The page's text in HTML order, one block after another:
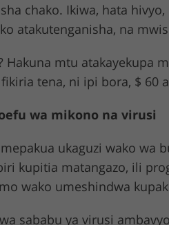
chako. Ikiwa, hata
atakutenganisha, na
Hakuna mtu atakayekupa
fikiria tena, ni ipi bora, $ 60
wa mikono na virusi
ukaguzi wako wa
kupitia matangazo, ili
wako umeshindwa
sababu ya virusi